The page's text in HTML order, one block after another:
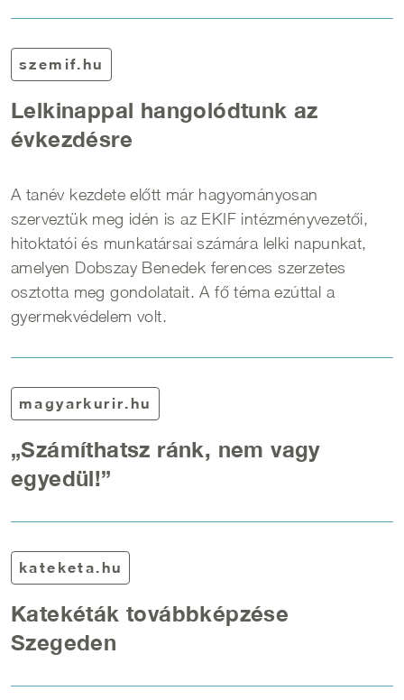
szemif.hu
Lelkinappal hangolódtunk az
évkezdésre
A tanév kezdete előtt már hagyományosan
szerveztük meg idén is az EKIF intézményvezetői,
hitoktatói és munkatársai számára lelki napunkat,
amelyen Dobszay Benedek ferences szerzetes
osztotta meg gondolatait. A fő téma ezúttal a
gyermekvédelem volt.
magyarkurir.hu
„Számíthatsz ránk, nem vagy
egyedül!”
kateketa.hu
Katekéták továbbképzése
Szegeden